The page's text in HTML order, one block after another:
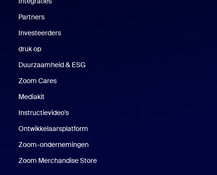
Partners
Investeerders
druk op
Duurzaamheid & ESG
Zoom Cares
Mediakit
Instructievideo's
Ontwikkelaarsplatform
Zoom-ondernemingen
Zoom Merchandise Store